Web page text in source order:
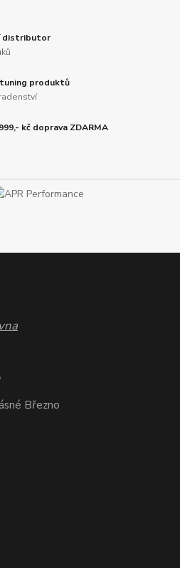
distributor
produktů
kč doprava ZDARMA
Březno